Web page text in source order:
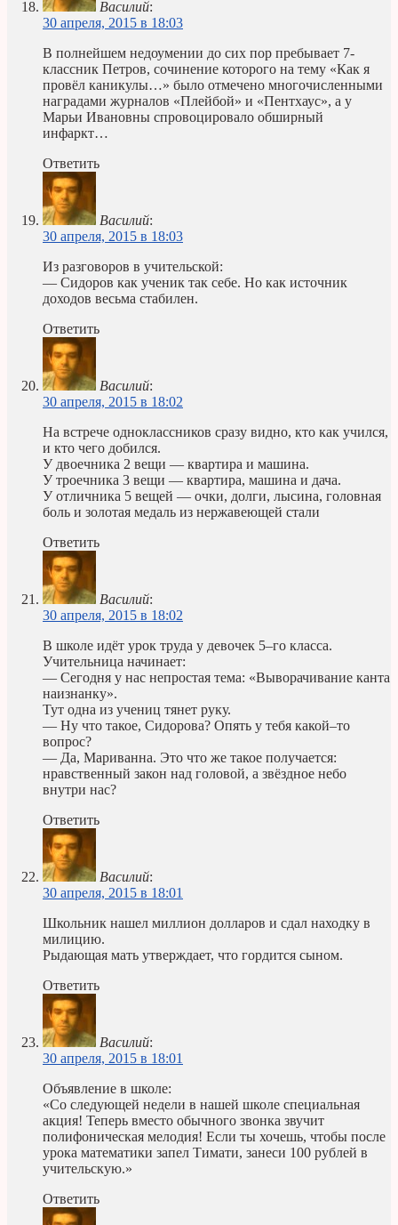
Василий:
30 апреля, 2015 в 18:03
В полнейшем недоумении до сих пор пребывает 7-
классник Петров, сочинение которого на тему «Как я
провёл каникулы…» было отмечено многочисленными
наградами журналов «Плейбой» и «Пентхаус», а у
Марьи Ивановны спровоцировало обширный
инфаркт…
Ответить
Василий:
30 апреля, 2015 в 18:03
Из разговоров в учительской:
— Сидоров как ученик так себе. Но как источник
доходов весьма стабилен.
Ответить
Василий:
30 апреля, 2015 в 18:02
На встрече одноклассников сразу видно, кто как учился,
и кто чего добился.
У двоечника 2 вещи — квартира и машина.
У троечника 3 вещи — квартира, машина и дача.
У отличника 5 вещей — очки, долги, лысина, головная
боль и золотая медаль из нержавеющей стали
Ответить
Василий:
30 апреля, 2015 в 18:02
В школе идёт урок труда у девочек 5–го класса.
Учительница начинает:
— Сегодня у нас непростая тема: «Выворачивание канта
наизнанку».
Тут одна из учениц тянет руку.
— Ну что такое, Сидорова? Опять у тебя какой–то
вопрос?
— Да, Мариванна. Это что же такое получается:
нравственный закон над головой, а звёздное небо
внутри нас?
Ответить
Василий:
30 апреля, 2015 в 18:01
Школьник нашел миллион долларов и сдал находку в
милицию.
Рыдающая мать утверждает, что гордится сыном.
Ответить
Василий:
30 апреля, 2015 в 18:01
Объявление в школе:
«Со следующей недели в нашей школе специальная
акция! Теперь вместо обычного звонка звучит
полифоническая мелодия! Если ты хочешь, чтобы после
урока математики запел Тимати, занеси 100 рублей в
учительскую.»
Ответить